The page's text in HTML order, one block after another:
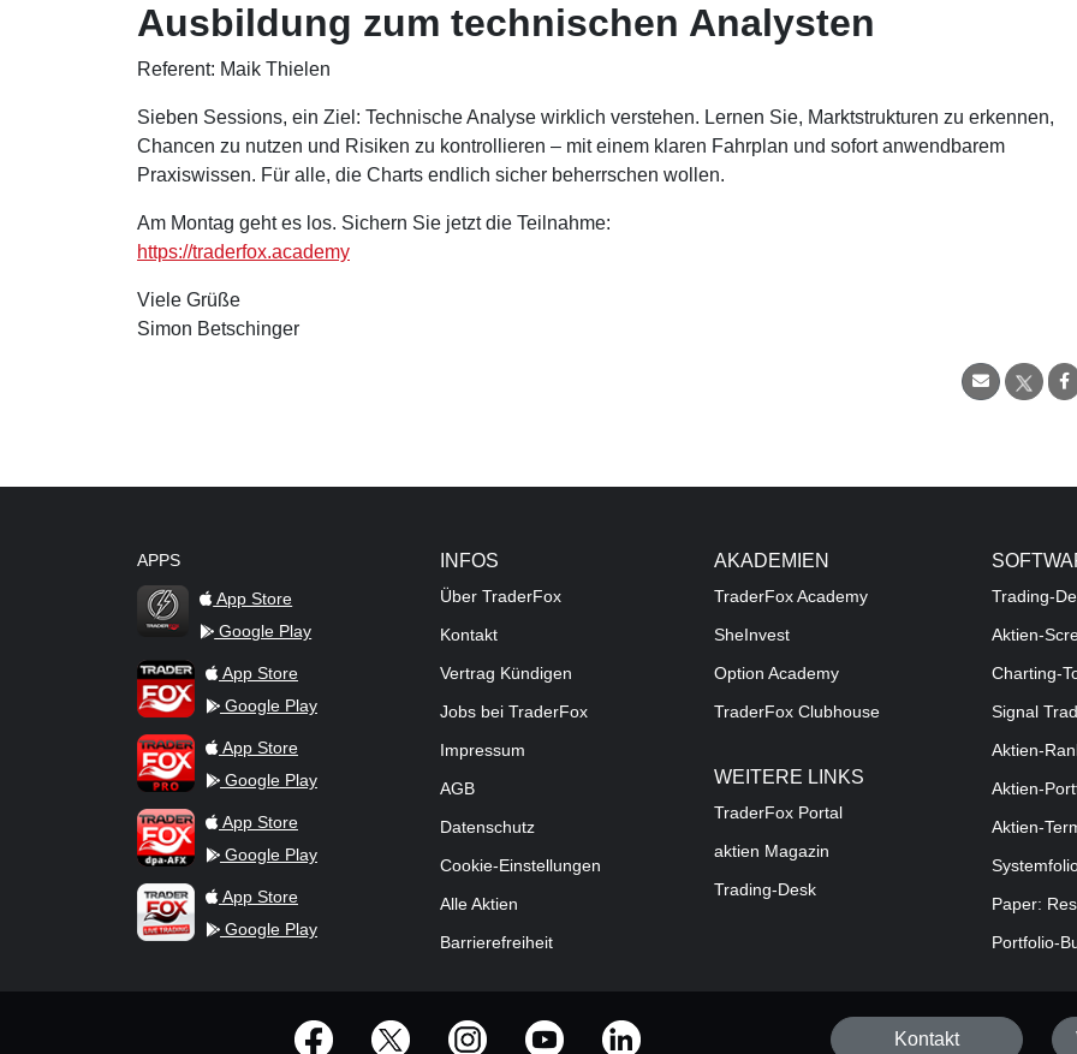
Ausbildung zum technischen Analysten
Referent: Maik Thielen
Sieben Sessions, ein Ziel: Technische Analyse wirklich verstehen. Lernen Sie, Marktstrukturen zu erkennen,
Chancen zu nutzen und Risiken zu kontrollieren – mit einem klaren Fahrplan und sofort anwendbarem
Praxiswissen. Für alle, die Charts endlich sicher beherrschen wollen.
Am Montag geht es los. Sichern Sie jetzt die Teilnahme:
https://traderfox.academy
Viele Grüße
Simon Betschinger
APPS
TraderFox Flash
App Store
Google Play
TraderFox AppApp Store
Google Play
TraderFox ProApp Store
Google Play
TraderFox dpa-AFX ProFeed
App Store
Google Play
TraderFox Live Trading
App Store
Google Play
INFOS
Über TraderFox
Kontakt
Vertrag Kündigen
Jobs bei TraderFox
Impressum
AGB
Datenschutz
Cookie-Einstellungen
Alle Aktien
Barrierefreiheit
AKADEMIEN
TraderFox Academy
SheInvest
Option Academy
TraderFox Clubhouse
WEITERE LINKS
TraderFox Portal
aktien Magazin
Trading-Desk
Trading-
Aktien-
Charting-
Signal
Aktien-
Aktien-
Aktien-
Paper:
Portfolio-
offizielle Social Media-Accounts
Kontakt